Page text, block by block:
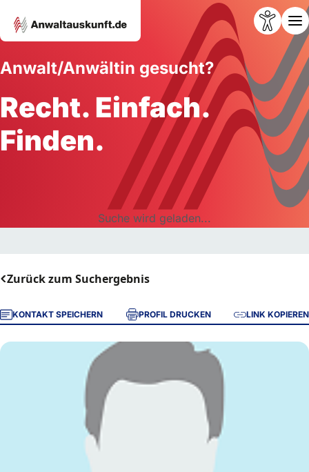
Anwalt/Anwältin gesucht?
Recht. Einfach.
Finden.
Suche wird geladen...
Zurück zum Suchergebnis
KONTAKT SPEICHERN PROFIL DRUCKEN LINK KOPIEREN